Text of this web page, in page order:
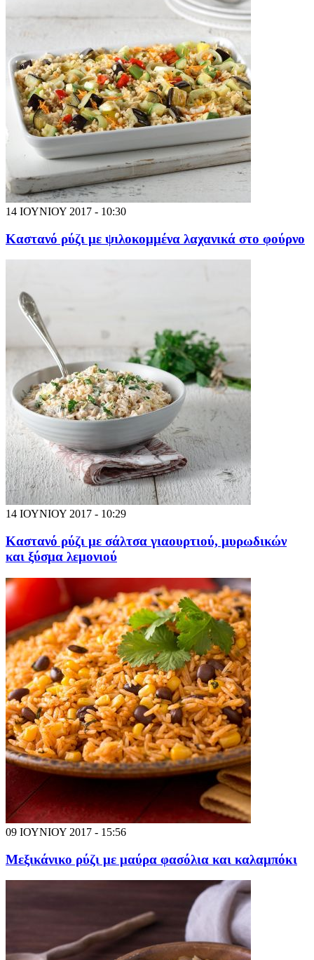
14 ΙΟΥΝΙΟΥ 2017 - 10:30
Καστανό ρύζι με ψιλοκομμένα λαχανικά στο φούρνο
14 ΙΟΥΝΙΟΥ 2017 - 10:29
Καστανό ρύζι με σάλτσα γιαουρτιού, μυρωδικών
και ξύσμα λεμονιού
09 ΙΟΥΝΙΟΥ 2017 - 15:56
Μεξικάνικο ρύζι με μαύρα φασόλια και καλαμπόκι